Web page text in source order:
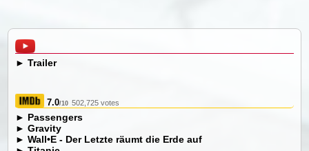
►Trailer
7.0/10 502,725 votes
► Passengers
►Gravity
►Wall•E - Der Letzte räumt die Erde auf